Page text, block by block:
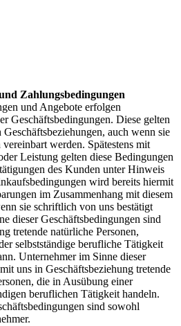
Zahlungsbedingungen
und Angebote erfolgen
Geschäftsbedingungen. Diese gelten
auch wenn sie
werden. Spätestens mit
Leistung gelten diese Bedingungen
des Kunden unter Hinweis
wird bereits hiermit
im Zusammenhang mit diesem
sie schriftlich von uns bestätigt
dieser Geschäftsbedingungen sind
tretende natürliche Personen,
selbstständige berufliche Tätigkeit
Unternehmer im Sinne dieser
uns in Geschäftsbeziehung tretende
die in Ausübung einer
beruflichen Tätigkeit handeln.
sind sowohl